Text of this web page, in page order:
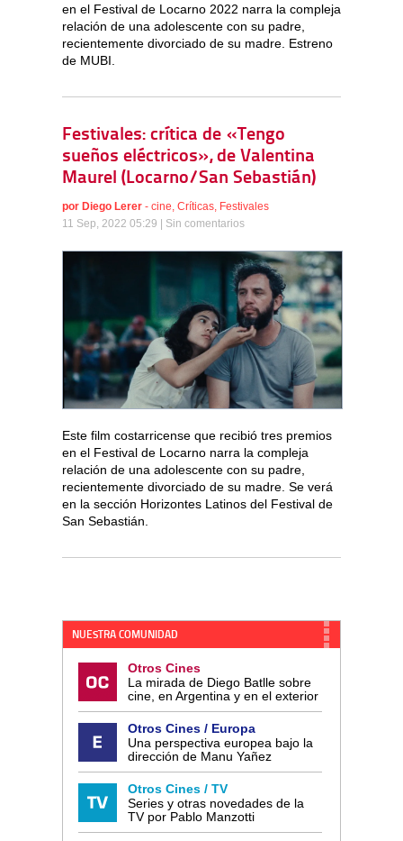
en el Festival de Locarno 2022 narra la compleja
relación de una adolescente con su padre,
recientemente divorciado de su madre. Estreno
de MUBI.
Festivales: crítica de «Tengo
sueños eléctricos», de Valentina
Maurel (Locarno/San Sebastián)
por Diego Lerer - cine Críticas Festivales
11 Sep, 2022 05:29 | Sin comentarios
Este film costarricense que recibió tres premios
en el Festival de Locarno narra la compleja
relación de una adolescente con su padre,
recientemente divorciado de su madre. Se verá
en la sección Horizontes Latinos del Festival de
San Sebastián.
NUESTRA COMUNIDAD
Otros Cines
La mirada de Diego Batlle sobre
cine, en Argentina y en el exterior
Otros Cines / Europa
Una perspectiva europea bajo la
dirección de Manu Yañez
Otros Cines / TV
Series y otras novedades de la
TV por Pablo Manzotti